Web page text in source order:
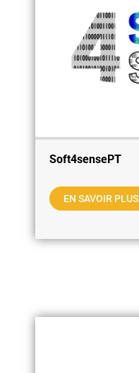
Soft4sensePT
EN SAVOIR PLUS